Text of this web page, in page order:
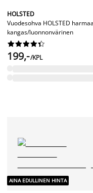
HOLSTED
Vuodesohva HOLSTED harmaa
kangas/luonnonvärinen






199,-/KPL
AINA EDULLINEN HINTA